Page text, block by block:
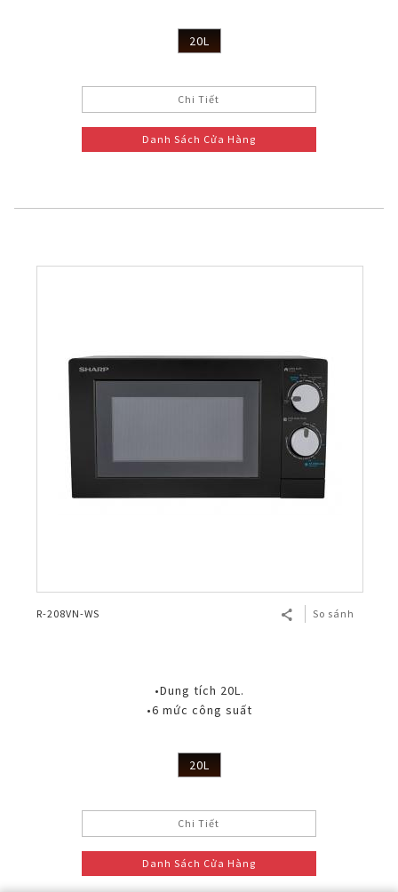
20L
Chi Tiết
Danh Sách Cửa Hàng
R-208VN-WS So sánh
•Dung tích 20L.
•6 mức công suất
20L
Chi Tiết
Danh Sách Cửa Hàng